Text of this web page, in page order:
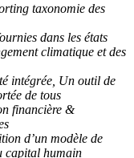
taxonomie des
dans les états
climatique et des
intégrée, Un outil de
de tous
financière &
d’un modèle de
capital humain